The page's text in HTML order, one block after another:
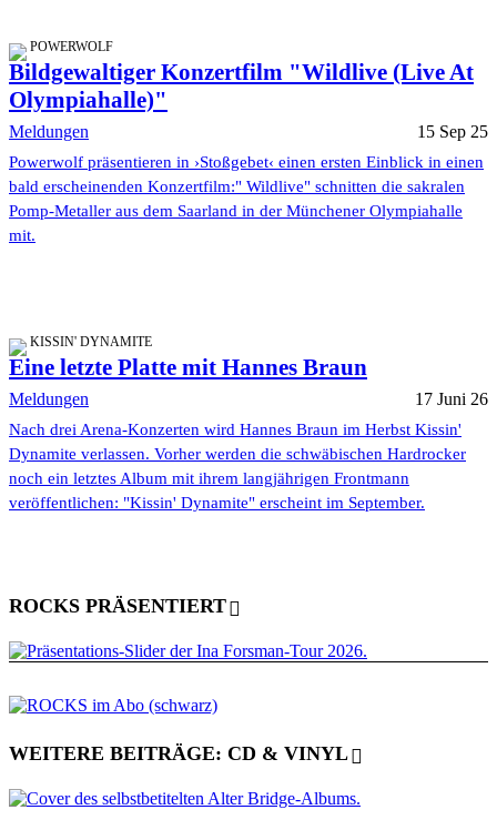
POWERWOLF
Bildgewaltiger Konzertfilm "Wildlive (Live At
Olympiahalle)"
Meldungen 15 Sep 25
Powerwolf präsentieren in ›Stoßgebet‹ einen ersten Einblick in einen
bald erscheinenden Konzertfilm:" Wildlive" schnitten die sakralen
Pomp-Metaller aus dem Saarland in der Münchener Olympiahalle
mit.
KISSIN' DYNAMITE
Eine letzte Platte mit Hannes Braun
Meldungen 17 Juni 26
Nach drei Arena-Konzerten wird Hannes Braun im Herbst Kissin'
Dynamite verlassen. Vorher werden die schwäbischen Hardrocker
noch ein letztes Album mit ihrem langjährigen Frontmann
veröffentlichen: "Kissin' Dynamite" erscheint im September.
ROCKS PRÄSENTIERT
WEITERE BEITRÄGE: CD & VINYL